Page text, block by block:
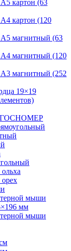
картон (63
картон (120
магнитный (63
магнитный (120
магнитный (252
19×19
ГОСНОМЕР
мыши
мм
мыши